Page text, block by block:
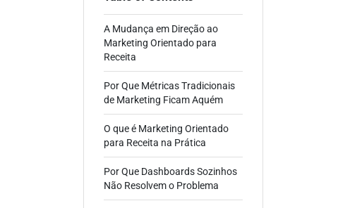
A Mudança em Direção ao
Marketing Orientado para
Receita
Por Que Métricas Tradicionais
de Marketing Ficam Aquém
O que é Marketing Orientado
para Receita na Prática
Por Que Dashboards Sozinhos
Não Resolvem o Problema